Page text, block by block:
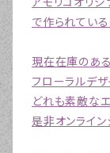
で作られている
現在在庫のある
フローラルデ
どれも素敵な
是非オンライン